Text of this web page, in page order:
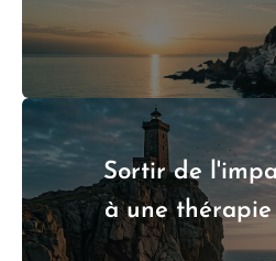
Sortir de
à une